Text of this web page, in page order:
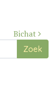
Bichat